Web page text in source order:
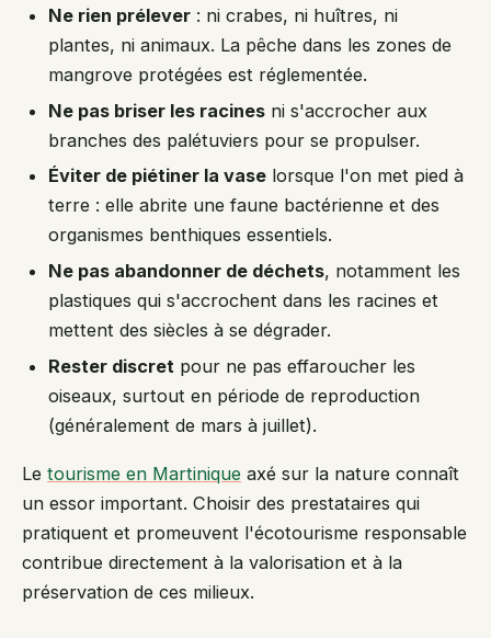
Ne rien prélever : ni crabes, ni huîtres, ni
plantes, ni animaux. La pêche dans les zones de
mangrove protégées est réglementée.
Ne pas briser les racines ni s'accrocher aux
branches des palétuviers pour se propulser.
Éviter de piétiner la vase lorsque l'on met pied à
terre : elle abrite une faune bactérienne et des
organismes benthiques essentiels.
Ne pas abandonner de déchets, notamment les
plastiques qui s'accrochent dans les racines et
mettent des siècles à se dégrader.
Rester discret pour ne pas effaroucher les
oiseaux, surtout en période de reproduction
(généralement de mars à juillet).
Le tourisme en Martinique axé sur la nature connaît
un essor important. Choisir des prestataires qui
pratiquent et promeuvent l'écotourisme responsable
contribue directement à la valorisation et à la
préservation de ces milieux.